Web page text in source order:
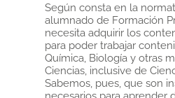
Según consta en la
alumnado de Formación
necesita adquirir los
para poder trabajar
Química, Biología y otras
Ciencias, inclusive de
Sabemos, pues, que son